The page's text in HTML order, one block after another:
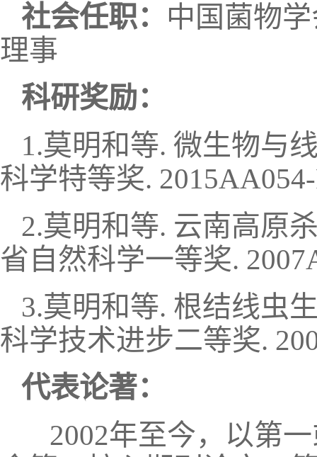
社会任职： 中国菌物
理事
科研奖励：
1.莫明和等. 微生物与
科学特等奖.
2.莫明和等. 云南高原
省自然科学一等奖.
3.莫明和等. 根结线虫
科学技术进步二等奖.
代表论著：
2002年至今，以第